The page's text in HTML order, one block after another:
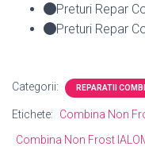
Preturi Repar
Preturi Repar
Categorii: REPARATII
Etichete:
Combina Non
Combina Non Frost